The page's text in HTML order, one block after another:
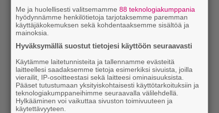
Me ja huolellisesti valitsemamme88 teknologiakumppania
hyödynnämme henkilötietoja tarjotaksemme paremman
käyttäjäkokemuksen sekä kohdentaaksemme sisältöä ja
mainoksia.
Hyväksymällä suostut tietojesi käyttöön seuraavasti
Käytämme laitetunnisteita ja tallennamme evästeitä
laitteellesi saadaksemme tietoja esimerkiksi sivuista, joilla
vierailit, IP-osoitteestasi sekä laitteesi ominaisuuksista.
Pääset tutustumaan yksityiskohtaisesti käyttötarkoituksiin ja
teknologiakumppaneihimme seuraavalla välilehdellä.
Hylkääminen voi vaikuttaa sivuston toimivuuteen ja
käytettävyyteen.